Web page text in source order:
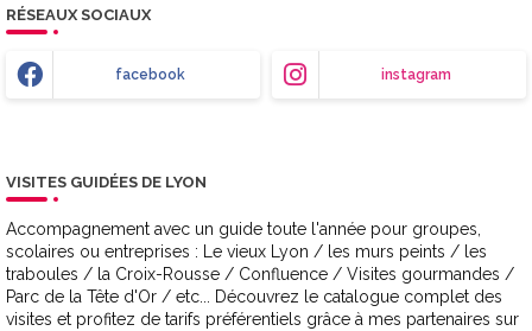
RÉSEAUX SOCIAUX
facebook instagram
VISITES GUIDÉES DE LYON
Accompagnement avec un guide toute l'année pour groupes,
scolaires ou entreprises : Le vieux Lyon / les murs peints / les
traboules / la Croix-Rousse / Confluence / Visites gourmandes /
Parc de la Tête d'Or / etc... Découvrez le catalogue complet des
visites et profitez de tarifs préférentiels grâce à mes partenaires sur